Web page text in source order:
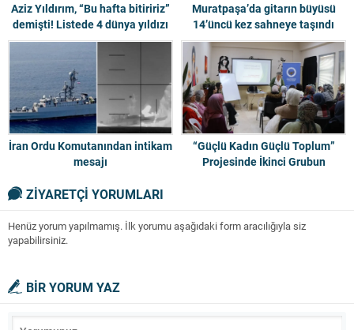
Aziz Yıldırım, “Bu hafta bitiririz”
demişti! Listede 4 dünya yıldızı
Muratpaşa’da gitarın büyüsü
14’üncü kez sahneye taşındı
İran Ordu Komutanından intikam
mesajı
“Güçlü Kadın Güçlü Toplum”
Projesinde İkinci Grubun
ZİYARETÇİ YORUMLARI
Henüz yorum yapılmamış. İlk yorumu aşağıdaki form aracılığıyla siz
yapabilirsiniz.
BİR YORUM YAZ